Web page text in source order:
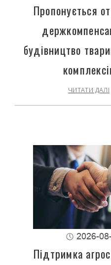
Пропонується
будівництво
ЧИТАТИ ДАЛІ
2026-
Підтримка